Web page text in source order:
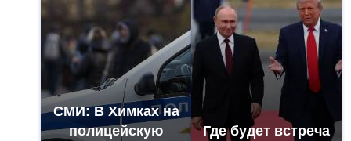
СМИ: В Химках на
полицейскую
Где будет встреча